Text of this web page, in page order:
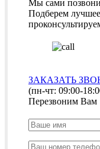
Мы сами
Подберем
ЗАКАЗАТЬ
(пн-чт: 09:00-
Перезвоним Вам